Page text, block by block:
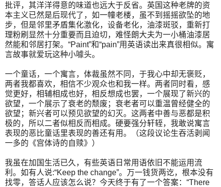
批评，其洋洋得意的味道也远大于反省。英国这种老牌的资
本主义已然是后现代了，如一幢老楼，虽不到摇摇欲坠的地
步，但是邻里矛盾集化激化，设备老化，油漆斑驳，重新打
理粉刷显然十分重要而且迫切，难怪朗大夫为一小桶油漆居
然能和邻居打架。“Paint”和“pain”用英语读出来真很相似。寓
言故事就爱玩这种小噱头。
一个童话，一个寓言，体裁虽然不同，于我心中却无褒贬，
两者我都喜欢，相信不少观众也和我一样。两者同时看，感
觉更好，相辅相成也好，相反想成也罢，一个展现了新兴的
欲望，一个展示了衰老的颓废；衰老者可以重温曾经健全的
欲望；新兴者可以预见欲望的幻灭。这两者中善与恶都是积
极的，所以二者似相反而相成。硬要强分轩轾，我敢说寓言
表现的恶比童话里表现的善还有用。（这段议论生吞活剥闻
一多的《宫体诗的自赎》）
我虽在加国生活已久，有些英语日常用语依旧不能运用流
利。如有人说:“Keep the change”。万一钱货两讫，根本没有
找零，答话人应该怎么说？今天终于有了一个答案：“There